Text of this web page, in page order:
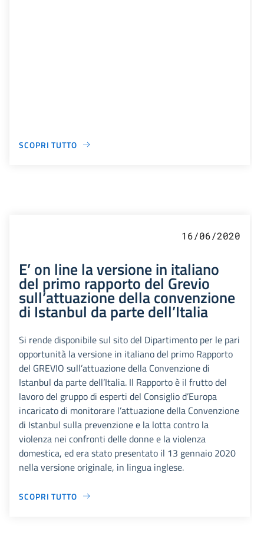
SCOPRI TUTTO
16/06/2020
E’ on line la versione in italiano
del primo rapporto del Grevio
sull’attuazione della convenzione
di Istanbul da parte dell’Italia
Si rende disponibile sul sito del Dipartimento per le pari
opportunità la versione in italiano del primo Rapporto
del GREVIO sull’attuazione della Convenzione di
Istanbul da parte dell’Italia. Il Rapporto è il frutto del
lavoro del gruppo di esperti del Consiglio d’Europa
incaricato di monitorare l’attuazione della Convenzione
di Istanbul sulla prevenzione e la lotta contro la
violenza nei confronti delle donne e la violenza
domestica, ed era stato presentato il 13 gennaio 2020
nella versione originale, in lingua inglese.
SCOPRI TUTTO